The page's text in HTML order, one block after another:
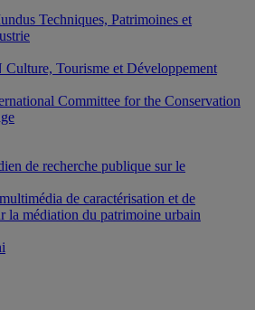
Techniques, Patrimoines et
Tourisme et Développement
Committee for the Conservation
de recherche publique sur le
de caractérisation et de
la médiation du patrimoine urbain